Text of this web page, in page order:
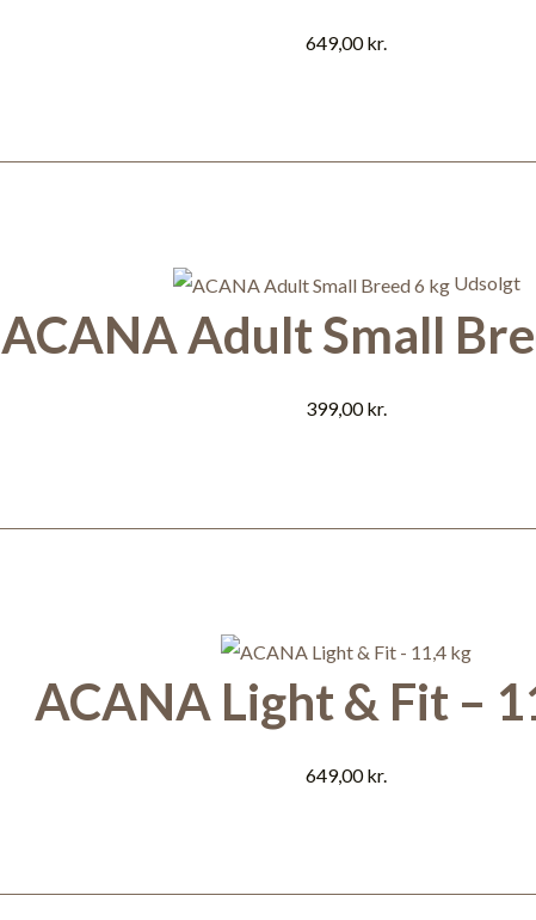
649,00kr.
Udsolgt
ACANA Adult Small
399,00kr.
ACANA Light & Fit –
649,00kr.